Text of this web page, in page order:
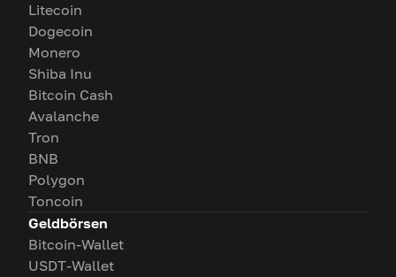
Litecoin
Dogecoin
Monero
Shiba Inu
Bitcoin Cash
Avalanche
Tron
BNB
Polygon
Toncoin
Geldbörsen
Bitcoin-Wallet
USDT-Wallet